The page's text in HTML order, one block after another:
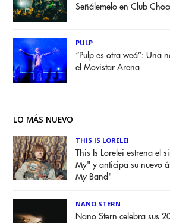
Señálemelo en Club
PULP
“Pulp es otra weá”: Una
el Movistar Arena
LO MÁS NUEVO
THIS IS LORELEI
This Is Lorelei estrena el
My" y anticipa su nuevo
My Band"
NANO STERN
Nano Stern celebra sus